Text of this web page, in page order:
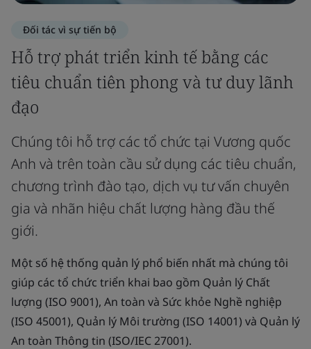
Đối tác vì sự tiến bộ
Hỗ trợ phát triển kinh tế bằng các
tiêu chuẩn tiên phong và tư duy lãnh
đạo
Chúng tôi hỗ trợ các tổ chức tại Vương quốc
Anh và trên toàn cầu sử dụng các tiêu chuẩn,
chương trình đào tạo, dịch vụ tư vấn chuyên
gia và nhãn hiệu chất lượng hàng đầu thế
giới.
Một số hệ thống quản lý phổ biến nhất mà chúng tôi
giúp các tổ chức triển khai bao gồm Quản lý Chất
lượng (ISO 9001), An toàn và Sức khỏe Nghề nghiệp
(ISO 45001), Quản lý Môi trường (ISO 14001) và Quản lý
An toàn Thông tin (ISO/IEC 27001).